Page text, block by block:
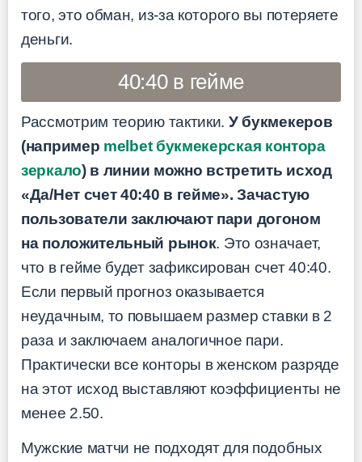
того, это обман, из-за которого вы потеряете
деньги.
40:40 в гейме
Рассмотрим теорию тактики. У букмекеров
(например melbet букмекерская контора
зеркало) в линии можно встретить исход
«Да/Нет счет 40:40 в гейме». Зачастую
пользователи заключают пари догоном
на положительный рынок. Это означает,
что в гейме будет зафиксирован счет 40:40.
Если первый прогноз оказывается
неудачным, то повышаем размер ставки в 2
раза и заключаем аналогичное пари.
Практически все конторы в женском разряде
на этот исход выставляют коэффициенты не
менее 2.50.
Мужские матчи не подходят для подобных